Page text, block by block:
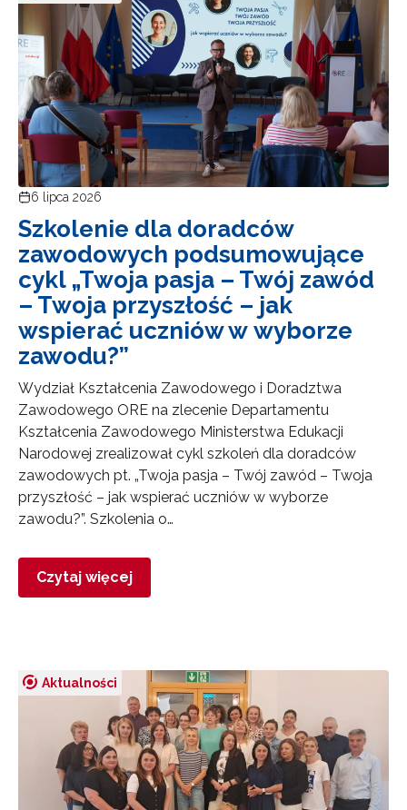
6 lipca 2026
Szkolenie dla doradców
zawodowych podsumowujące
cykl „Twoja pasja – Twój zawód
– Twoja przyszłość – jak
wspierać uczniów w wyborze
zawodu?”
Wydział Kształcenia Zawodowego i Doradztwa
Zawodowego ORE na zlecenie Departamentu
Kształcenia Zawodowego Ministerstwa Edukacji
Narodowej zrealizował cykl szkoleń dla doradców
zawodowych pt. „Twoja pasja – Twój zawód – Twoja
przyszłość – jak wspierać uczniów w wyborze
zawodu?”. Szkolenia o…
Czytaj więcej
Aktualności